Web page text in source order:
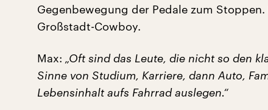
Gegenbewegung der Pedale zum
Großstadt-Cowboy.
Max: „Oft sind das Leute, die nicht so den
Sinne von Studium, Karriere, dann Auto,
Lebensinhalt aufs Fahrrad auslegen.“